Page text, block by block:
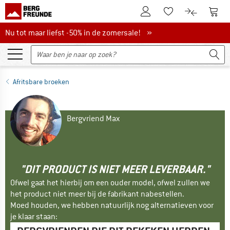
De klantenaccount
Naar deNaar de
Nu tot maar liefst -50% in de zomersale!
Nu tot maar liefst -50% in de zomersale! »
Afritsbare broeken
Bergvriend Max
"DIT PRODUCT IS NIET MEER LEVERBAAR."
Ofwel gaat het hierbij om een ouder model, ofwel zullen we
het product niet meer bij de fabrikant nabestellen.
Moed houden, we hebben natuurlijk nog alternatieven voor
je klaar staan: